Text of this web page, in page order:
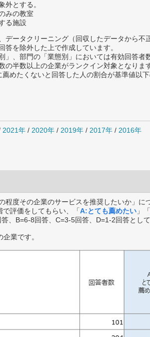
外とする。
みの教室
る施設
ータクリーニング（回収したデータから不
を除外した上で作成しています。
、部門の「業態別」においては有効回答
の半数以上の企業がランクイン対象となります
めたくないと回答した人の割合が基準値以
2021年 / 2020年 / 2019年 / 2017年 / 2016年
程度その企業のサービスを推奨したいか」に
で評価をしてもらい、「A:とても薦めたい 」「
、B=6-8回答、C=3-5回答、D=1-2回答として
業です。